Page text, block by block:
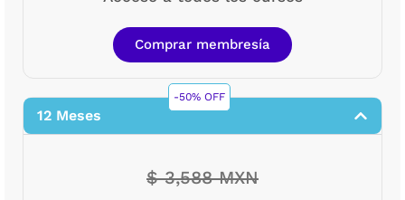
Comprar membresía
-50% OFF
12 Meses
$ 3,588 MXN